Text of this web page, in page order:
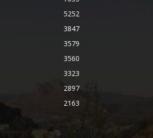
5252
3847
3579
3560
3323
2897
2163